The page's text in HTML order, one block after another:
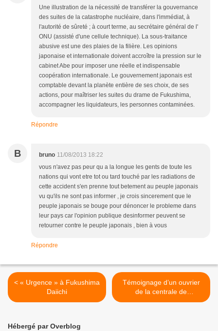
Une illustration de la nécessité de transférer la gouvernance
des suites de la catastrophe nucléaire, dans l'immédiat, à
l'autorité de sûreté ; à court terme, au secrétaire général de l'
ONU (assisté d'une cellule technique). La sous-traitance
abusive est une des plaies de la filière. Les opinions
japonaise et internationale doivent accroître la pression sur le
cabinet Abe pour imposer une réelle et indispensable
coopération internationale. Le gouvernement japonais est
comptable devant la planète entière de ses choix, de ses
actions, pour maîtriser les suites du drame de Fukushima,
accompagner les liquidateurs, les personnes contaminées.
Répondre
B bruno 11/08/2013 18:22
vous n'avez pas peur qu a la longue les gents de toute les
nations qui vont etre tot ou tard touché par les radiations de
cette accident s'en prenne tout betement au peuple japonais
vu qu'ils ne sont pas informer , je crois sincerement que le
peuple japonais se bouge pour dénoncer le probleme dans
leur pays car l'opinion publique desinformer peuvent se
retourner contre le peuple japonais , bien à vous
Répondre
< « Urgence » à Fukushima
Daiichi
Témoignage d’un ouvrier
de la centrale de
Fukushima Daiichi (2) >
Hébergé par Overblog